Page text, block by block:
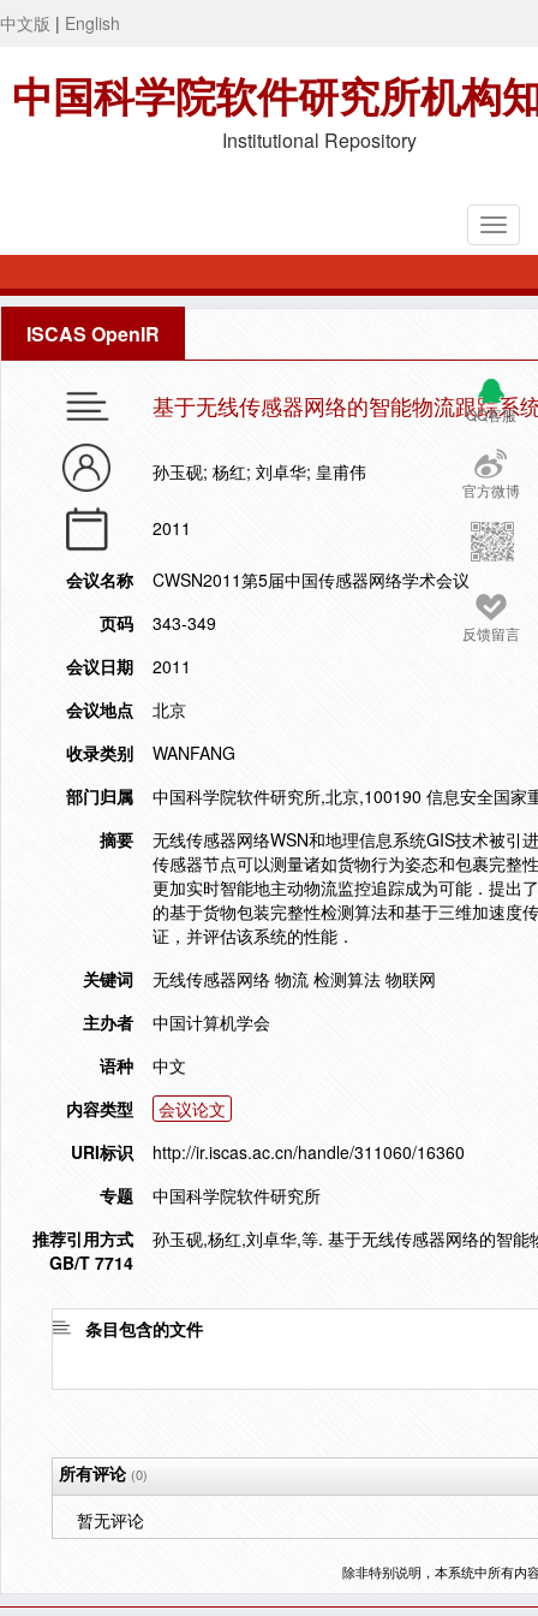
中文版 | English
中国科学院软件研究所机构
Institutional Repository
ISCAS OpenIR
QQ客服
官方微博
反馈留言
基于无线传感器网络的智能物流跟踪系
孙玉砚; 杨红; 刘卓华; 皇甫伟
2011
会议名称
CWSN2011第5届中国传感器网络学术会议
页码
343-349
会议日期
2011
会议地点
北京
收录类别
WANFANG
部门归属
中国科学院软件研究所,北京,100190 信息安全国家
摘要
无线传感器网络WSN和地理信息系统GIS技术被引
传感器节点可以测量诸如货物行为姿态和包裹完整
更加实时智能地主动物流监控追踪成为可能．提出
的基于货物包装完整性检测算法和基于三维加速度
证，并评估该系统的性能．
关键词
无线传感器网络 物流 检测算法 物联网
主办者
中国计算机学会
语种
中文
内容类型
会议论文
URI标识
http://ir.iscas.ac.cn/handle/311060/16360
专题
中国科学院软件研究所
推荐引用方式
GB/T 7714
孙玉砚,杨红,刘卓华,等. 基于无线传感器网络的智
条目包含的文件
所有评论(0)
暂无评论
除非特别说明，本系统中所有内